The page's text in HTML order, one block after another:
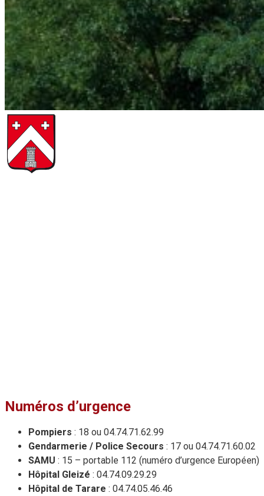
Numéros d’urgence
Pompiers : 18 ou 04.74.71.62.99
Gendarmerie / Police Secours : 17 ou 04.74.71.60.02
SAMU : 15 – portable 112 (numéro d’urgence Européen)
Hôpital Gleizé : 04.74.09.29.29
Hôpital de Tarare : 04.74.05.46.46